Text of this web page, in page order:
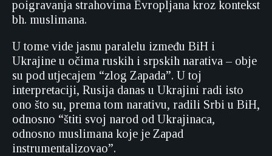
poigravanja strahovima Evropljana kroz kontekst
bh. muslimana.
U tome vide jasnu paralelu između BiH i
Ukrajine u očima ruskih i srpskih narativa – obje
su pod utjecajem “zlog Zapada”. U toj
interpretaciji, Rusija danas u Ukrajini radi isto
ono što su, prema tom narativu, radili Srbi u BiH,
odnosno “štiti svoj narod od Ukrajinaca,
odnosno muslimana koje je Zapad
instrumentalizovao”.